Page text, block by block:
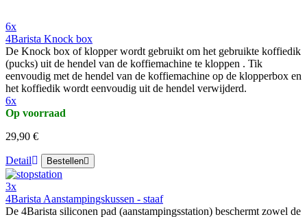
6x
4Barista Knock box
De Knock box of klopper wordt gebruikt om het gebruikte koffiedik
(pucks) uit de hendel van de koffiemachine te kloppen . Tik
eenvoudig met de hendel van de koffiemachine op de klopperbox en
het koffiedik wordt eenvoudig uit de hendel verwijderd.
6x
Op voorraad
29,90 €
Detail Bestellen
3x
4Barista Aanstampingskussen - staaf
De 4Barista siliconen pad (aanstampingsstation) beschermt zowel de